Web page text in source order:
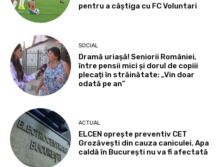
pentru a câștiga cu FC Voluntari
SOCIAL
Dramă uriașă! Seniorii României,
între pensii mici și dorul de copiii
plecați în străinătate: „Vin doar
odată pe an”
ACTUAL
ELCEN oprește preventiv CET
Grozăvești din cauza caniculei. Apa
caldă în București nu va fi afectată